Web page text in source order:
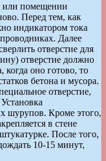
или помещении
Перед тем, как
индикатором тока
Далее
отверстие для
отверстие должно
когда оно готово, то
бетона и мусора.
отверстие,
шурупов. Кроме этого,
в стене
После того,
10-15 минут,